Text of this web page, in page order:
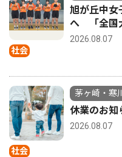
社会
旭が丘中
へ 「全国
2026.08.07
社会
茅ヶ崎・寒川
休業のお知
2026.08.07